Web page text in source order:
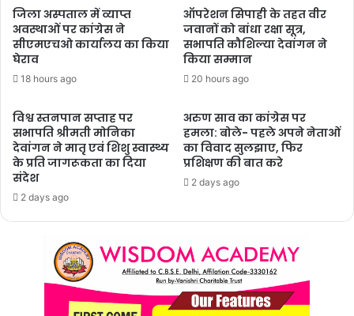
जिला अस्पताल में व्याप्त
अवस्थाओं पर कांग्रेस ने
सीएमएचओ कार्यालय का किया
घेराव
18 hours ago
ऑपरेशन सिपाही के तहत वीर
जवानों को बांधा रक्षा सूत्र,
सभापति कौशिल्या देवांगन ने
किया सम्मान
20 hours ago
विश्व स्तनपान सप्ताह पर
सभापति श्रीमती मोनिका
देवांगन ने मातृ एवं शिशु स्वास्थ्य
के प्रति जागरूकता का दिया
संदेश
2 days ago
अरुण साव का कांग्रेस पर
हमला: बोले- पहले अपने नेताओं
का विवाद सुलझाए, फिर
प्रशिक्षण की बात करे
2 days ago